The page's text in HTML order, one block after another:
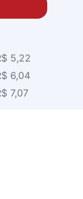
5,22
6,04
7,07